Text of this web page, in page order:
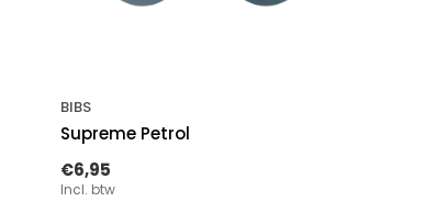
BIBS
Supreme Petrol
€6,95
Incl. btw